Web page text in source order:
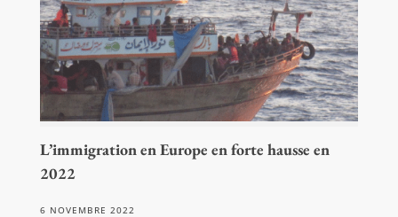
L’immigration en Europe en forte hausse en
2022
6 NOVEMBRE 2022